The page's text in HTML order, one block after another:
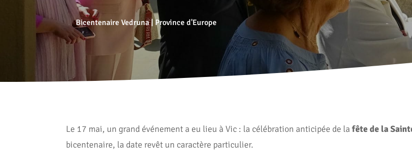
Bicentenaire Vedruna|Province d'Europe
Le 17 mai, un grand événement a eu lieu à Vic : la célébration anticipée de lafête de la
bicentenaire, la date revêt un caractère particulier.